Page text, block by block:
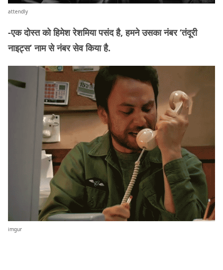
attendly
-एक दोस्त को हिमेश रेशमिया पसंद है, हमने उसका नंबर ‘तंदूरी
नाइट्स’ नाम से नंबर सेव किया है.
imgur